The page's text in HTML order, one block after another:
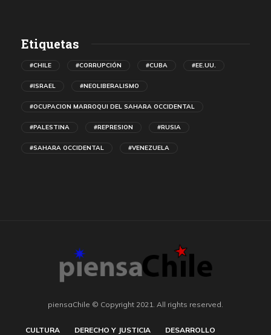
Etiquetas
#CHILE #CORRUPCIÓN #CUBA #EE.UU.
#ISRAEL #NEOLIBERALISMO
#OCUPACION MARROQUI DEL SAHARA OCCIDENTAL
#PALESTINA #REPRESION #RUSIA
#SAHARA OCCIDENTAL #VENEZUELA
piensaChile © Copyright 2021. All rights reserved.
CULTURA DERECHO Y JUSTICIA DESARROLLO